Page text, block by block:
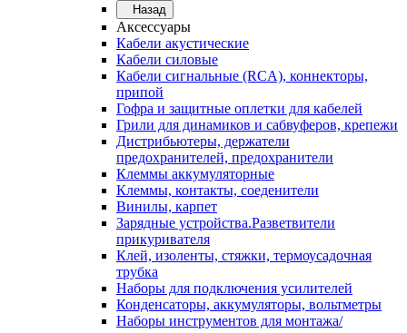
Назад
Аксессуары
Кабели акустические
Кабели силовые
Кабели сигнальные (RCA), коннекторы,
припой
Гофра и защитные оплетки для кабелей
Грили для динамиков и сабвуферов, крепежи
Дистрибьютеры, держатели
предохранителей, предохранители
Клеммы аккумуляторные
Клеммы, контакты, соеденители
Винилы, карпет
Зарядные устройства.Разветвители
прикуривателя
Клей, изоленты, стяжки, термоусадочная
трубка
Наборы для подключения усилителей
Конденсаторы, аккумуляторы, вольтметры
Наборы инструментов для монтажа/